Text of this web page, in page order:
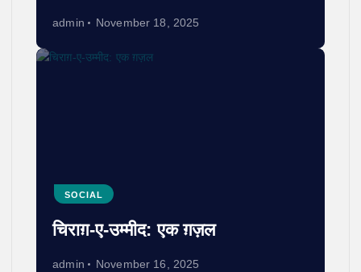
admin November 18, 2025
SOCIAL
चिराग़-ए-उम्मीद: एक ग़ज़ल
admin November 16, 2025